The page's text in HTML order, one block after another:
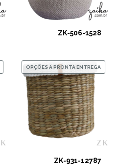
ZK-506-1528
OPÇÕES A PRONTA ENTREGA
ZK-931-12787